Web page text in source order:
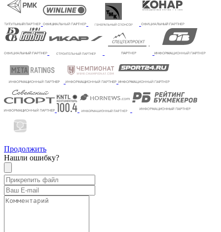
Продолжить
Нашли ошибку?